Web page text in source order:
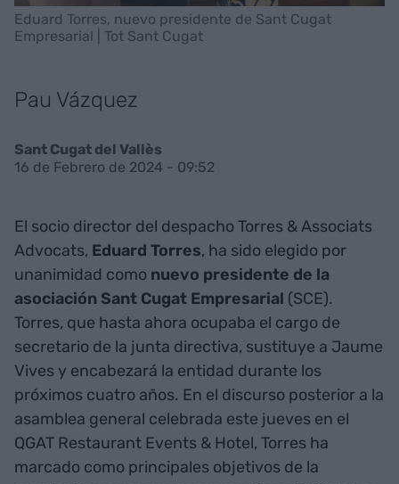
Eduard Torres, nuevo presidente de Sant Cugat
Empresarial | Tot Sant Cugat
Pau Vázquez
Sant Cugat del Vallès
16 de Febrero de 2024 - 09:52
El socio director del despacho Torres & Associats
Advocats, Eduard Torres, ha sido elegido por
unanimidad como nuevo presidente de la
asociación Sant Cugat Empresarial (SCE).
Torres, que hasta ahora ocupaba el cargo de
secretario de la junta directiva, sustituye a Jaume
Vives y encabezará la entidad durante los
próximos cuatro años. En el discurso posterior a la
asamblea general celebrada este jueves en el
QGAT Restaurant Events & Hotel, Torres ha
marcado como principales objetivos de la